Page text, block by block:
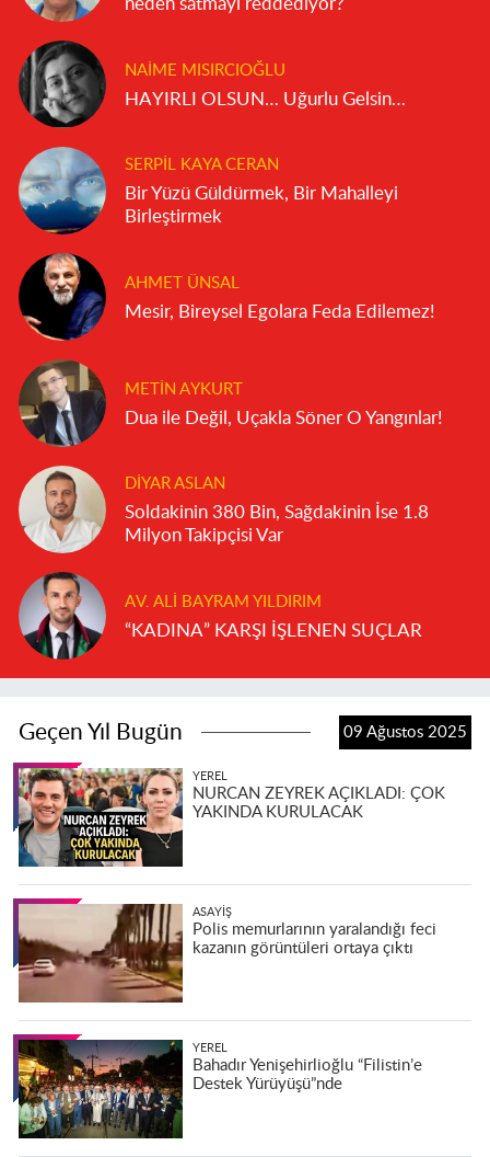
neden satmayı reddediyor?
NAIME MISIRCIOĞLU
HAYIRLI OLSUN… Uğurlu Gelsin…
SERPIL KAYA CERAN
Bir Yüzü Güldürmek, Bir Mahalleyi
Birleştirmek
AHMET ÜNSAL
Mesir, Bireysel Egolara Feda Edilemez!
METIN AYKURT
Dua ile Değil, Uçakla Söner O Yangınlar!
DIYAR ASLAN
Soldakinin 380 Bin, Sağdakinin İse 1.8
Milyon Takipçisi Var
AV. ALI BAYRAM YILDIRIM
“KADINA” KARŞI İŞLENEN SUÇLAR
Geçen Yıl Bugün 09 Ağustos 2025
YEREL
NURCAN ZEYREK AÇIKLADI: ÇOK
YAKINDA KURULACAK
ASAYIŞ
Polis memurlarının yaralandığı feci
kazanın görüntüleri ortaya çıktı
YEREL
Bahadır Yenişehirlioğlu “Filistin’e
Destek Yürüyüşü”nde